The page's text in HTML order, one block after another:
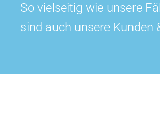
So vielseitig wie unsere
sind auch unsere Kunden